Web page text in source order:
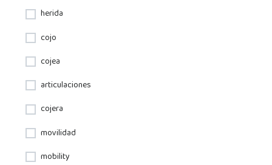
herida
cojo
cojea
articulaciones
cojera
movilidad
mobility